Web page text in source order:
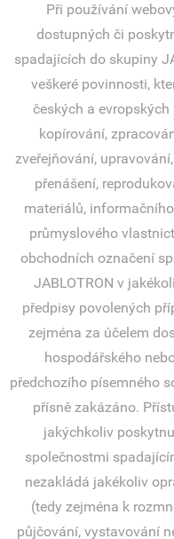
Při používání
dostupných či
spadajících do skupiny
veškeré povinnosti,
českých a
kopírování,
zveřejňování,
přenášení,
materiálů,
průmyslového
obchodních označení
JABLOTRON v
předpisy povolených
zejména za účelem
hospodářského
předchozího písemného
přísně zakázáno.
jakýchkoliv
společnostmi
nezakládá jakékoliv
(tedy zejména k
půjčování, vystavování